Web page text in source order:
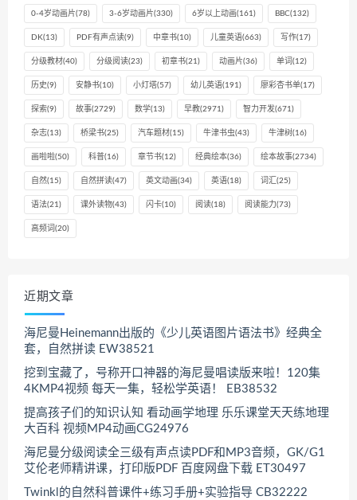
0-4岁动画片(78) 3-6岁动画片(330) 6岁以上动画(161) BBC(132)
DK(13) PDF有声点读(9) 中章书(10) 儿童英语(663) 写作(17)
分级教材(40) 分级阅读(23) 初章书(21) 动画片(36) 单词 (12)
历史(9) 安静书(10) 小灯塔(57) 幼儿英语(191) 廖彩杏书单(17)
探索(9) 故事(2729) 数学(13) 早教(2971) 智力开发(671)
杂志(13) 桥梁书(25) 汽车题材(15) 牛津书虫(43) 牛津树(16)
画啦啦(50) 科普(16) 章节书(12) 经典绘本(36) 绘本故事(2734)
自然(15) 自然拼读(47) 英文动画(34) 英语(18) 词汇 (25)
语法(21) 课外读物(43) 闪卡(10) 阅读(18) 阅读能力(73)
高频词 (20)
近期文章
海尼曼Heinemann出版的《少儿英语图片语法书》经典全
套，自然拼读 EW38521
挖到宝藏了，号称开口神器的海尼曼唱读版来啦！120集
4KMP4视频 每天一集，轻松学英语！ EB38532
提高孩子们的知识认知 看动画学地理 乐乐课堂天天练地理
大百科 视频MP4动画CG24976
海尼曼分级阅读全三级有声点读PDF和MP3音频，GK/G1
艾伦老师精讲课，打印版PDF 百度网盘下载 ET30497
Twinkl的自然科普课件+练习手册+实验指导 CB32222